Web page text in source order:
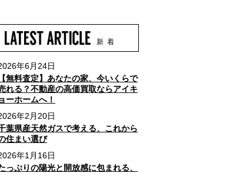
新 着
年6月24日
【無料査定】あなたの家、今いくらで
れる？不動産の高価買取ならアイキ
ョーホームへ！
年2月20日
葉県産天然ガスで考える、これから
住まい選び
年1月16日
っぷりの陽光と開放感に包まれる、